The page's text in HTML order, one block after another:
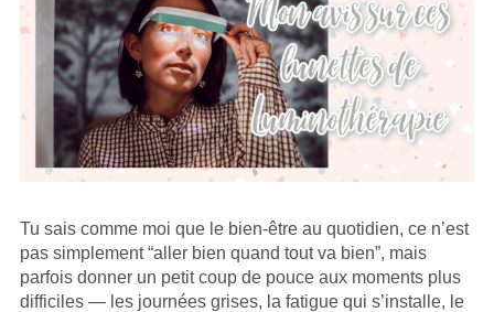
Tu sais comme moi que le bien-être au quotidien, ce n’est
pas simplement “aller bien quand tout va bien”, mais
parfois donner un petit coup de pouce aux moments plus
difficiles — les journées grises, la fatigue qui s’installe, le